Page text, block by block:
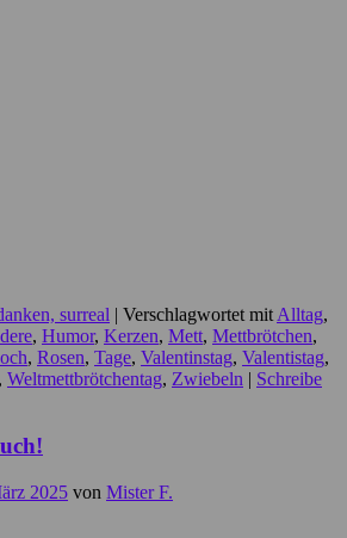
surreal | Verschlagwortet mit Alltag,
, Humor, Kerzen, Mett, Mettbrötchen,
, Rosen, Tage, Valentinstag, Valentistag,
, Weltmettbrötchentag, Zwiebeln | Schreibe
2025 von Mister F.